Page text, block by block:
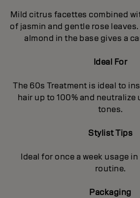
Mild citrus facettes combined
of jasmin and gentle rose
almond in the base gives a
Ideal For
The 60s Treatment is ideal to
hair up to 100% and neutralize
tones.
Stylist Tips
Ideal for once a week usage
routine.
Packaging